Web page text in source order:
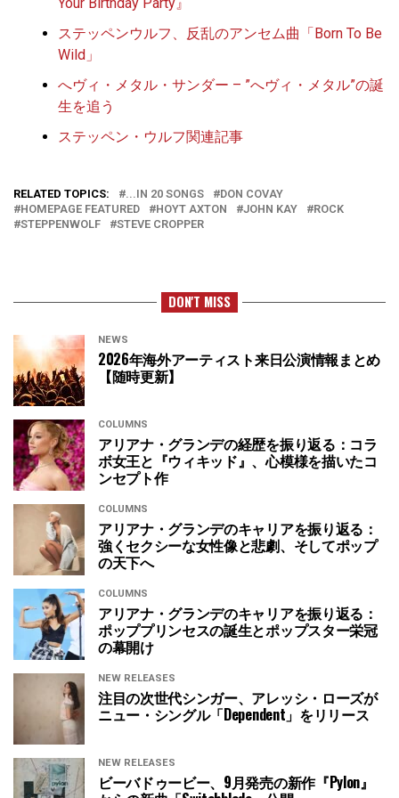
ステッペンウルフ、反乱のアンセム曲「Born To Be
Wild」
へヴィ・メタル・サンダー – ”へヴィ・メタル”の誕
生を追う
ステッペン・ウルフ関連記事
RELATED TOPICS: ...IN 20 SONGS
DON COVAY
HOMEPAGE FEATURED
HOYT AXTON JOHN KAY
ROCK
STEPPENWOLF
STEVE CROPPER
DON'T MISS
NEWS
2026年海外アーティスト来日公演情報まとめ
【随時更新】
COLUMNS
アリアナ・グランデの経歴を振り返る：コラ
ボ女王と『ウィキッド』、心模様を描いたコ
ンセプト作
COLUMNS
アリアナ・グランデのキャリアを振り返る：
強くセクシーな女性像と悲劇、そしてポップ
の天下へ
COLUMNS
アリアナ・グランデのキャリアを振り返る：
ポッププリンセスの誕生とポップスター栄冠
の幕開け
NEW RELEASES
注目の次世代シンガー、アレッシ・ローズが
ニュー・シングル「Dependent」をリリース
NEW RELEASES
ビーバドゥービー、9月発売の新作『Pylon』